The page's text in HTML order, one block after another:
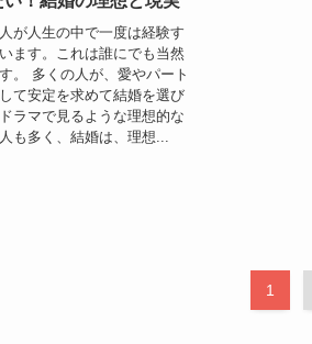
が人生の中で一度は経験す
ます。これは誰にでも当然
。 多くの人が、愛やパート
て安定を求めて結婚を選び
ラマで見るような理想的な
も多く、結婚は、理想...
1